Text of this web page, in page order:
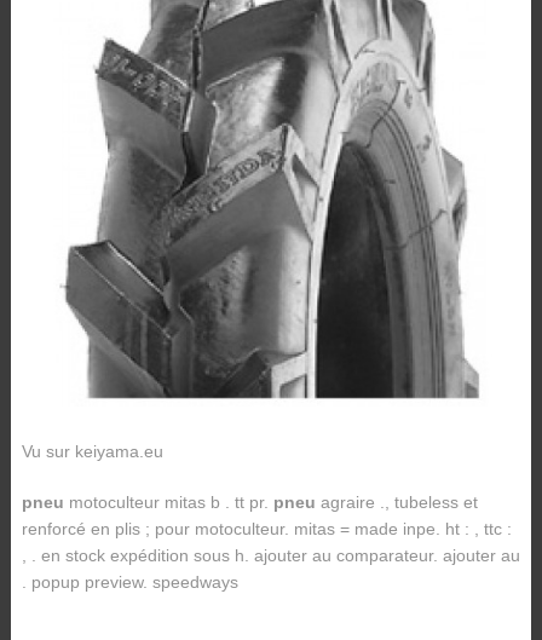
Vu sur keiyama.eu
pneu motoculteur mitas b . tt pr. pneu agraire ., tubeless et
renforcé en plis ; pour motoculteur. mitas = made inpe. ht : , ttc :
, . en stock expédition sous h. ajouter au comparateur. ajouter au
. popup preview. speedways